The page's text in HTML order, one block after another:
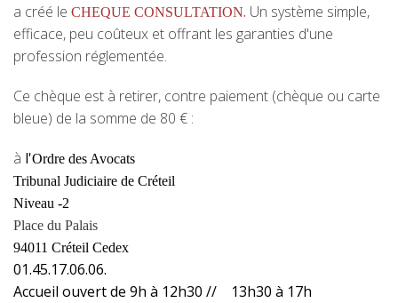
a créé le CHEQUE CONSULTATION. Un système simple,
efficace, peu coûteux et offrant les garanties d'une
profession réglementée.
Ce chèque est à retirer, contre paiement (chèque ou carte
bleue) de la somme de 80 € :
à l'Ordre des Avocats
Tribunal Judiciaire de Créteil
Niveau -2
Place du Palais
94011 Créteil Cedex
01.45.17.06.06.
Accueil ouvert de 9h à 12h30 // 13h30 à 17h